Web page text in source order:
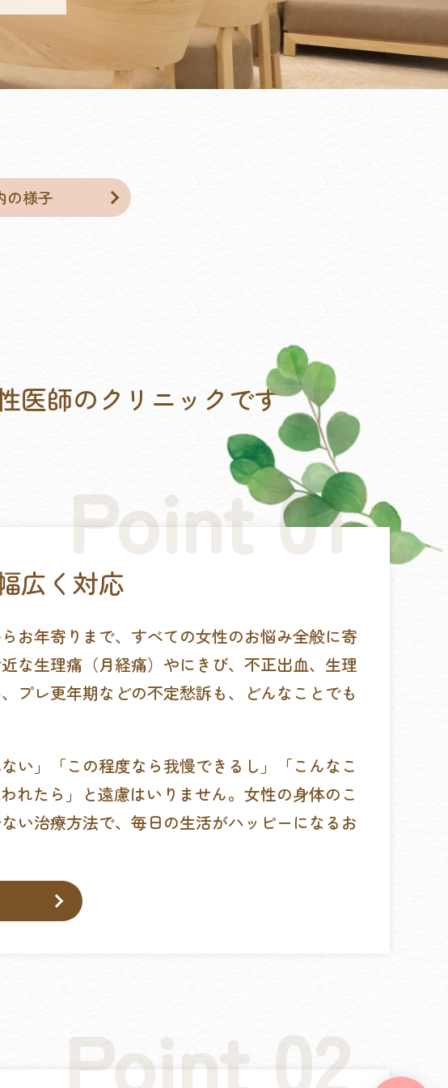
の様子
医師のクリニックです
広く対応
お年寄りまで、すべての女性のお悩み全般に寄
な生理痛（月経痛）やにきび、不正出血、生理
プレ更年期などの不定愁訴も、どんなことでも
ない」「この程度なら我慢できるし」「こんなこ
れたら」と遠慮はいりません。女性の身体のこ
い治療方法で、毎日の生活がハッピーになるお